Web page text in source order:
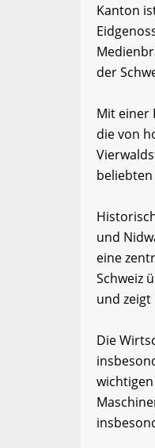
Kanton
der
Mit einer
die von
und
eine
Schweiz
und
Die